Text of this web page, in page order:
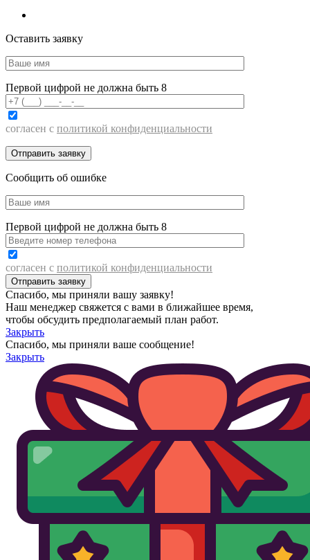
Оставить заявку
Первой цифрой не должна быть 8
согласен с политикой конфиденциальности
Сообщить об ошибке
Первой цифрой не должна быть 8
согласен с политикой конфиденциальности
Спасибо, мы приняли вашу заявку!
Наш менеджер свяжется с вами в ближайшее время,
чтобы обсудить предполагаемый план работ.
Закрыть
Спасибо, мы приняли ваше сообщение!
Закрыть